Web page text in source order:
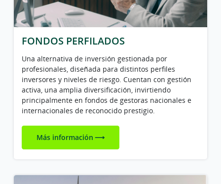
FONDOS PERFILADOS
Una alternativa de inversión gestionada por
profesionales, diseñada para distintos perfiles
inversores y niveles de riesgo. Cuentan con gestión
activa, una amplia diversificación, invirtiendo
principalmente en fondos de gestoras nacionales e
internacionales de reconocido prestigio.
Más información